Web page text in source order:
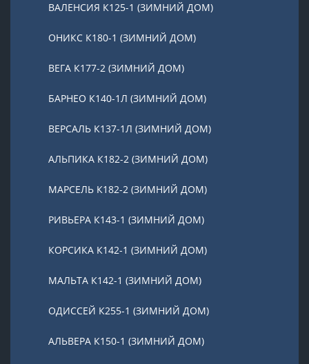
ВАЛЕНСИЯ К125-1 (ЗИМНИЙ ДОМ)
ОНИКС К180-1 (ЗИМНИЙ ДОМ)
ВЕГА К177-2 (ЗИМНИЙ ДОМ)
БАРНЕО К140-1Л (ЗИМНИЙ ДОМ)
ВЕРСАЛЬ К137-1Л (ЗИМНИЙ ДОМ)
АЛЬПИКА К182-2 (ЗИМНИЙ ДОМ)
МАРСЕЛЬ К182-2 (ЗИМНИЙ ДОМ)
РИВЬЕРА К143-1 (ЗИМНИЙ ДОМ)
КОРСИКА К142-1 (ЗИМНИЙ ДОМ)
МАЛЬТА К142-1 (ЗИМНИЙ ДОМ)
ОДИССЕЙ К255-1 (ЗИМНИЙ ДОМ)
АЛЬВЕРА К150-1 (ЗИМНИЙ ДОМ)